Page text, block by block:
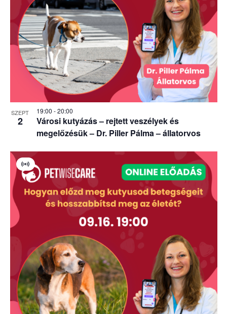
Photo
View
SZEPT
2
Városi kutyázás – rejtett veszélyek és
megelőzésük – Dr. Piller Pálma – állatorvos
19:00 -20:00
Virtual
Esemény